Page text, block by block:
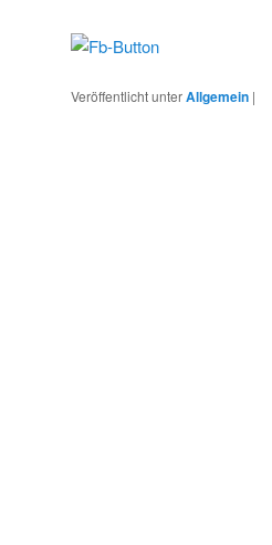
Veröffentlicht unterAllgemein |